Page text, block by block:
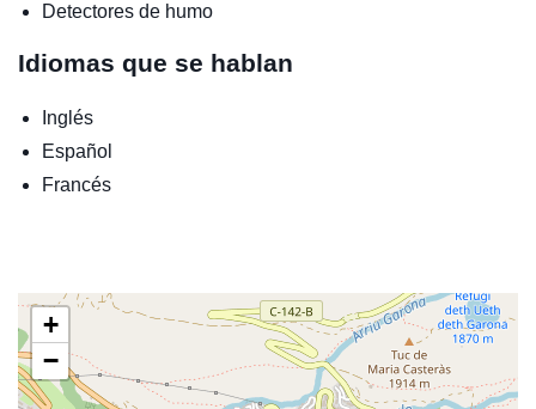
Detectores de humo
Idiomas que se hablan
Inglés
Español
Francés
+
−